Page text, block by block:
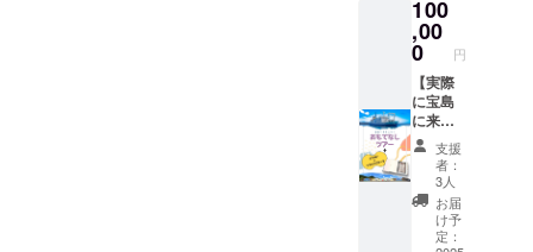
さんの
世界観
を存分
に味
わって
いただ
けま
す！
100
,00
0 円
【実際
に宝島
に来た
い方向
け！】
壁画柄
のバン
ダナ/マ
スキン
支援
者：
3人
お届
け予
定：